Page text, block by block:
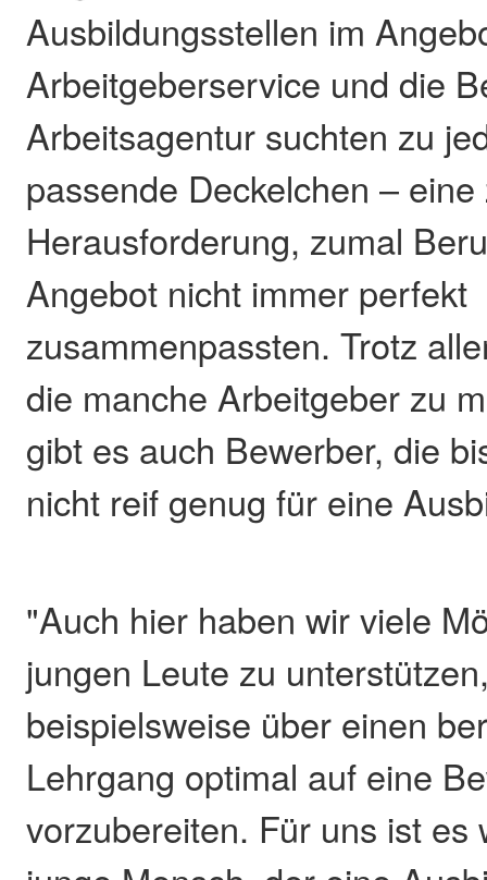
Ausbildungsstellen im
Arbeitgeberservice und die
Arbeitsagentur suchten zu
passende Deckelchen –
Herausforderung, zumal
Angebot nicht immer perfekt
zusammenpassten. Trotz
die manche Arbeitgeber zu
gibt es auch Bewerber, die
nicht reif genug für eine
"Auch hier haben wir viele
jungen Leute zu
beispielsweise über einen
Lehrgang optimal auf eine
vorzubereiten. Für uns ist es